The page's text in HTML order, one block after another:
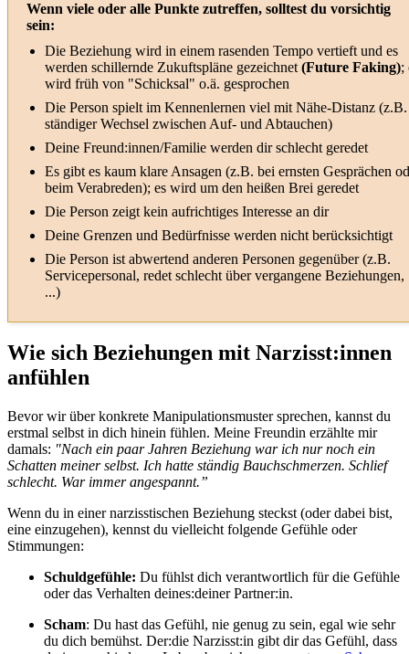
Wenn viele oder alle Punkte zutreffen, solltest du vorsichtig
sein:
Die Beziehung wird in einem rasenden Tempo vertieft und es
werden schillernde Zukuftspläne gezeichnet (Future Faking);
wird früh von "Schicksal" o.ä. gesprochen
Die Person spielt im Kennenlernen viel mit Nähe-Distanz (z.B.
ständiger Wechsel zwischen Auf- und Abtauchen)
Deine Freund:innen/Familie werden dir schlecht geredet
Es gibt es kaum klare Ansagen (z.B. bei ernsten Gesprächen
beim Verabreden); es wird um den heißen Brei geredet
Die Person zeigt kein aufrichtiges Interesse an dir
Deine Grenzen und Bedürfnisse werden nicht berücksichtigt
Die Person ist abwertend anderen Personen gegenüber (z.B.
Servicepersonal, redet schlecht über vergangene Beziehungen,
...)
Wie sich Beziehungen mit Narzisst:innen
anfühlen
Bevor wir über konkrete Manipulationsmuster sprechen, kannst du
erstmal selbst in dich hinein fühlen. Meine Freundin erzählte mir
damals: "Nach ein paar Jahren Beziehung war ich nur noch ein
Schatten meiner selbst. Ich hatte ständig Bauchschmerzen. Schlief
schlecht. War immer angespannt.”
Wenn du in einer narzisstischen Beziehung steckst (oder dabei bist,
eine einzugehen), kennst du vielleicht folgende Gefühle oder
Stimmungen:
Schuldgefühle: Du fühlst dich verantwortlich für die Gefühle
oder das Verhalten deines:deiner Partner:in.
Scham: Du hast das Gefühl, nie genug zu sein, egal wie sehr
du dich bemühst. Der:die Narzisst:in gibt dir das Gefühl, dass